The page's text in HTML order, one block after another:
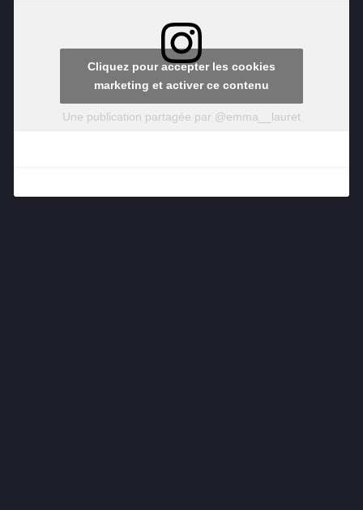
Une publication partagée par @emma__lauret
Cliquez pour accepter les cookies
marketing et activer ce contenu